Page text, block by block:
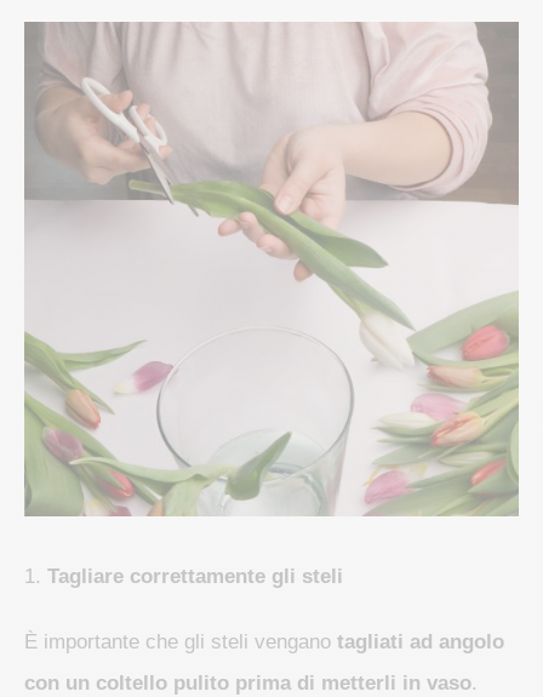
1. Tagliare correttamente gli steli
È importante che gli steli vengano tagliati ad angolo
con un coltello pulito prima di metterli in vaso.